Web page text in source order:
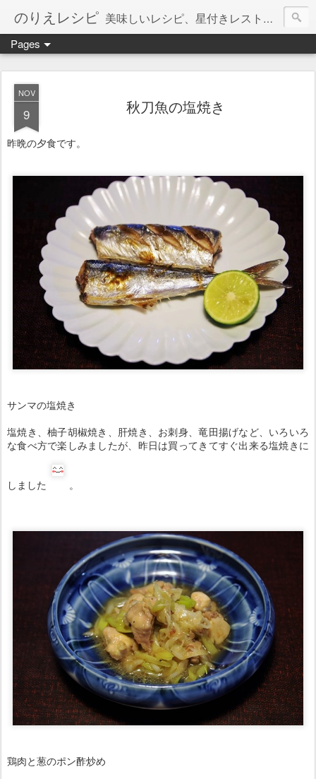
のりえレシピ 美味しいレシピ、星付きレストラン、絶品お取り寄せを紹介しています。
Pages
NOV
9 秋刀魚の塩焼き
昨晩の夕食です。
サンマの塩焼き
塩焼き、柚子胡椒焼き、肝焼き、お刺身、竜田揚げなど、いろいろ
な食べ方で楽しみましたが、昨日は買ってきてすぐ出来る塩焼きに
しました 。
鶏肉と葱のポン酢炒め